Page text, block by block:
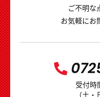
ご不明な
お気軽にお
受付時
（土